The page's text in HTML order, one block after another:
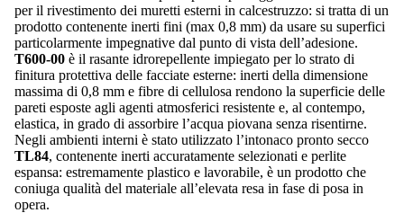
per il rivestimento dei muretti esterni in calcestruzzo: si tratta di un
prodotto contenente inerti fini (max 0,8 mm) da usare su superfici
particolarmente impegnative dal punto di vista dell’adesione.
T600-00 è il rasante idrorepellente impiegato per lo strato di
finitura protettiva delle facciate esterne: inerti della dimensione
massima di 0,8 mm e fibre di cellulosa rendono la superficie delle
pareti esposte agli agenti atmosferici resistente e, al contempo,
elastica, in grado di assorbire l’acqua piovana senza risentirne.
Negli ambienti interni è stato utilizzato l’intonaco pronto secco
TL84, contenente inerti accuratamente selezionati e perlite
espansa: estremamente plastico e lavorabile, è un prodotto che
coniuga qualità del materiale all’elevata resa in fase di posa in
opera.